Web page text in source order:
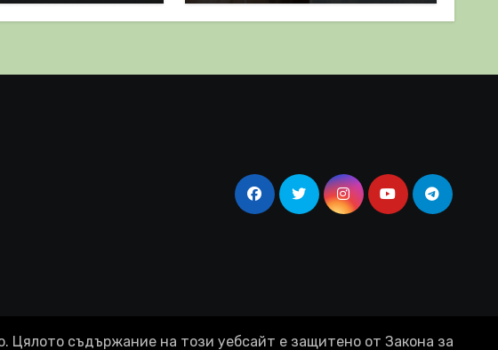
полза
Цялото съдържание на този уебсайт е защитено от Закона за